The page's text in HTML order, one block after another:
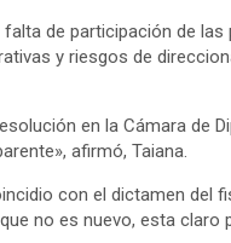
de participación de
y riesgos de
en la Cámara de
afirmó, Taiana.
con el dictamen del
no es nuevo, esta claro